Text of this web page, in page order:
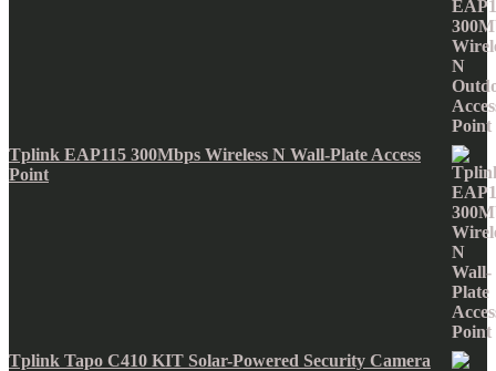
Tplink EAP115 300Mbps Wireless N Wall-Plate Access
Point
Tplink Tapo C410 KIT Solar-Powered Security Camera